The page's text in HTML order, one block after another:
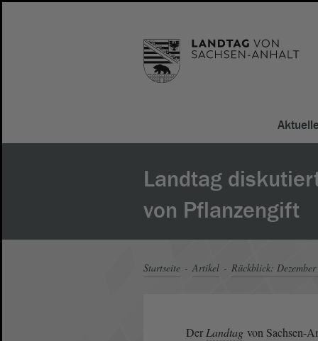
Landtag
von Pflanzengift
Startseite Artikel Rückblick:
Der Landtag von Sachsen-